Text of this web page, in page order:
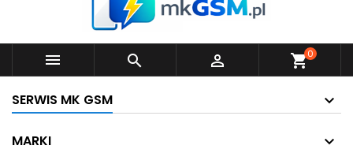
   shopping_cart0
SERWIS MK GSM
MARKI